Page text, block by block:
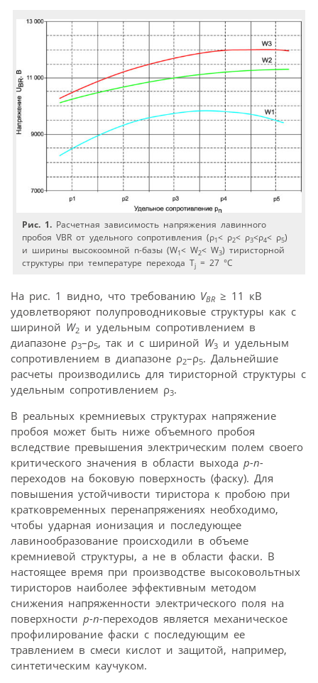
Рис. 1. Расчетная зависимость напряжения лавинного
пробоя VBR от удельного сопротивления (ρ1< ρ2< ρ3<ρ4< ρ5)
и ширины высокоомной n-базы (W1< W2< W3) тиристорной
структуры при температуре перехода Tj = 27 °C
На рис. 1 видно, что требованию VBR≥ 11 кВ
удовлетворяют полупроводниковые структуры как с
шириной W2 и удельным сопротивлением в
диапазоне ρ3–ρ5, так и с шириной W3 и удельным
сопротивлением в диапазоне ρ2–ρ5. Дальнейшие
расчеты производились для тиристорной структуры с
удельным сопротивлением ρ3.
В реальных кремниевых структурах напряжение
пробоя может быть ниже объемного пробоя
вследствие превышения электрическим полем своего
критического значения в области выхода p-n-
переходов на боковую поверхность (фаску). Для
повышения устойчивости тиристора к пробою при
кратко­временных перенапряжениях необходимо,
чтобы ударная ионизация и последующее
лавинообразование происходили в объеме
кремниевой структуры, а не в области фаски. В
настоящее время при производстве высоковольтных
тиристоров наиболее эффективным методом
снижения напряженности электрического поля на
поверхности p-n-переходов является механическое
профилирование фаски с последующим ее
травлением в смеси кислот и защитой, например,
синтетическим каучуком.